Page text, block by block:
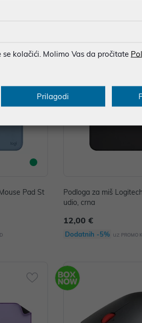
Pad St
Podloga za miš
udio, crna
12,00 €
Dodatnih -5% uz PROMO
kolačići. Molimo Vas da pročitate
Prilagodi